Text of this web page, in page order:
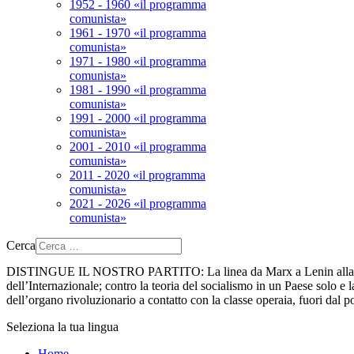
1952 - 1960 «il programma
comunista»
1961 - 1970 «il programma
comunista»
1971 - 1980 «il programma
comunista»
1981 - 1990 «il programma
comunista»
1991 - 2000 «il programma
comunista»
2001 - 2010 «il programma
comunista»
2011 - 2020 «il programma
comunista»
2021 - 2026 «il programma
comunista»
Cerca
DISTINGUE IL NOSTRO PARTITO: La linea da Marx a Lenin
dell’Internazionale; contro la teoria del socialismo in un Paese solo
dell’organo rivoluzionario a contatto con la classe operaia, fuori dal
Seleziona la tua lingua